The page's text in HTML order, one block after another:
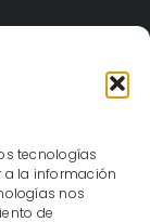
tecnologías
a la información
nos
de